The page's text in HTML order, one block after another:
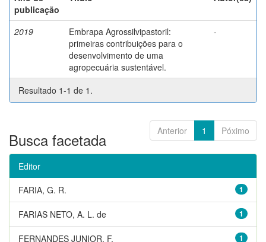
publicação
2019
Embrapa Agrossilvipastoril:
primeiras contribuições para o
desenvolvimento de uma
agropecuária sustentável.
-
Resultado 1-1 de 1.
Anterior 1 Póximo
Busca facetada
Editor
1
FARIA, G. R.
1
FARIAS NETO, A. L. de
1
FERNANDES JUNIOR, F.